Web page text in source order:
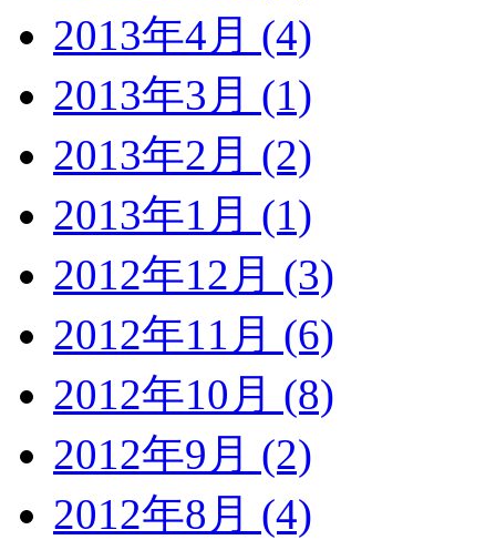
2013年4月 (4)
2013年3月 (1)
2013年2月 (2)
2013年1月 (1)
2012年12月 (3)
2012年11月 (6)
2012年10月 (8)
2012年9月 (2)
2012年8月 (4)